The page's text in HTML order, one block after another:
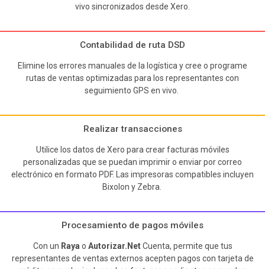
vivo sincronizados desde Xero.
Contabilidad de ruta DSD
Elimine los errores manuales de la logística y cree o programe
rutas de ventas optimizadas para los representantes con
seguimiento GPS en vivo.
Realizar transacciones
Utilice los datos de Xero para crear facturas móviles
personalizadas que se puedan imprimir o enviar por correo
electrónico en formato PDF. Las impresoras compatibles incluyen
Bixolon y Zebra.
Procesamiento de pagos móviles
Con un Raya o Autorizar.NetCuenta, permite que tus
representantes de ventas externos acepten pagos con tarjeta de